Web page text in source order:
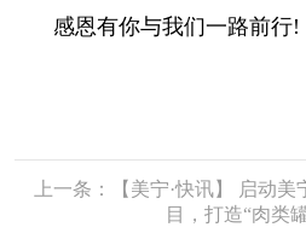
感恩有你与我们一路前行!
上一条：【美宁·快讯】 启动
目，打造“肉类